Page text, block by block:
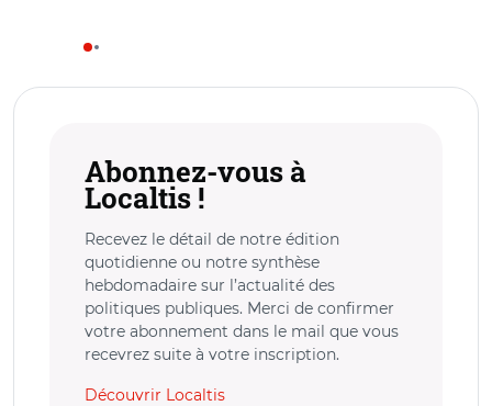
Abonnez-vous à
Localtis !
Recevez le détail de notre édition
quotidienne ou notre synthèse
hebdomadaire sur l’actualité des
politiques publiques. Merci de confirmer
votre abonnement dans le mail que vous
recevrez suite à votre inscription.
Découvrir Localtis